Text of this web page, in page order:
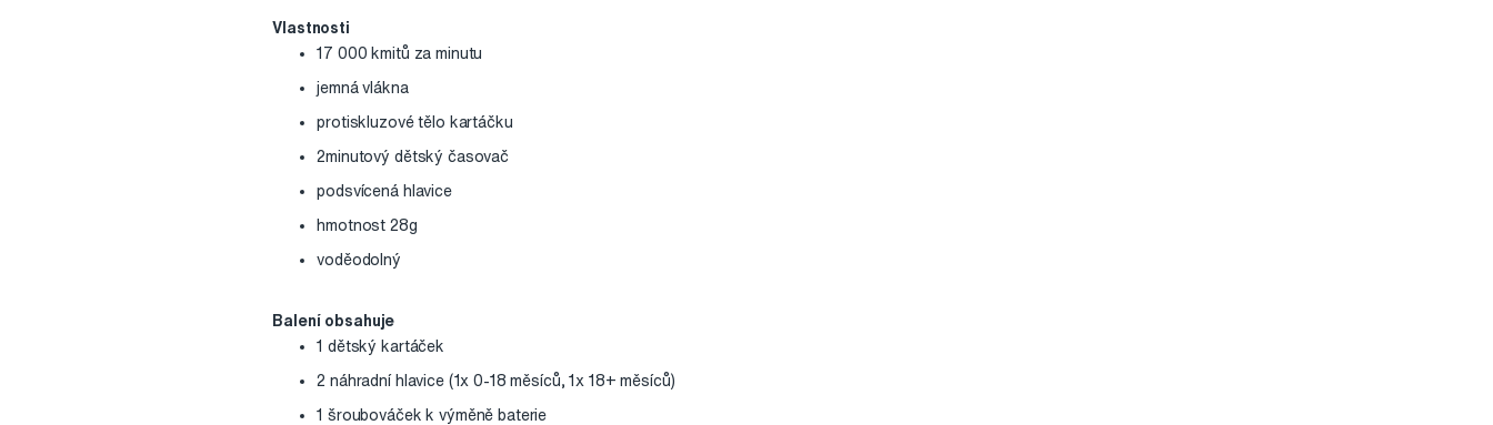
Vlastnosti
17 000 kmitů za minutu
jemná vlákna
protiskluzové tělo kartáčku
2minutový dětský časovač
podsvícená hlavice
hmotnost 28g
voděodolný
Balení obsahuje
1 dětský kartáček
2 náhradní hlavice (1x 0-18 měsíců, 1x 18+ měsíců)
1 šroubováček k výměně baterie